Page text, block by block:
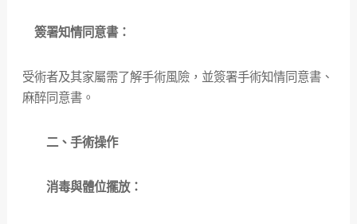
簽署知情同意書：
受術者及其家屬需了解手術風險，並簽署手術知情同意書、
麻醉同意書。
二、手術操作
消毒與體位擺放：